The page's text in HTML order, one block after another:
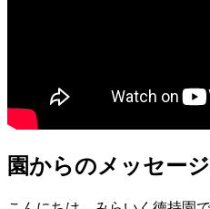
園からのメッセージ